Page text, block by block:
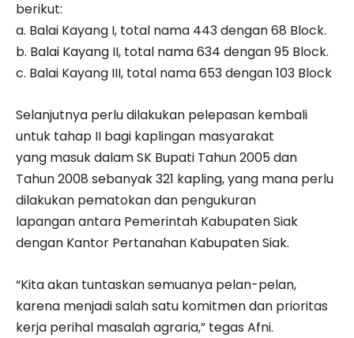
berikut:
a. Balai Kayang I, total nama 443 dengan 68 Block.
b. Balai Kayang II, total nama 634 dengan 95 Block.
c. Balai Kayang III, total nama 653 dengan 103 Block
Selanjutnya perlu dilakukan pelepasan kembali
untuk tahap II bagi kaplingan masyarakat
yang masuk dalam SK Bupati Tahun 2005 dan
Tahun 2008 sebanyak 321 kapling, yang mana perlu
dilakukan pematokan dan pengukuran
lapangan antara Pemerintah Kabupaten Siak
dengan Kantor Pertanahan Kabupaten Siak.
“Kita akan tuntaskan semuanya pelan-pelan,
karena menjadi salah satu komitmen dan prioritas
kerja perihal masalah agraria,” tegas Afni.